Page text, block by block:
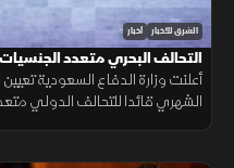
الشرق للأخبار أخبار
التحالف البحري متعدد
أعلنت وزارة الدفاع السعودية تعيين
الشهري قائدا للتحالف الدولي